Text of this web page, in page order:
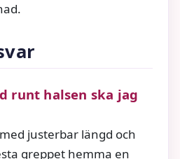
runt halsen ska jag
justerbar längd och
greppet hemma en